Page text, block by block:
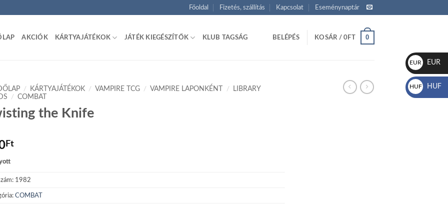
Főoldal Fizetés, szállítás Kapcsolat Eseménynaptár
AKCIÓK KÁRTYAJÁTÉKOK JÁTÉK KIEGÉSZÍTŐK KLUB TAGSÁG BELÉPÉS KOSÁR /0FT 0
/ KÁRTYAJÁTÉKOK / VAMPIRE TCG / VAMPIRE LAPONKÉNT /
LIBRARY
/ COMBAT
the Knife
Ft
1982
COMBAT
EUR
€
EUR
HUF
Ft
HUF